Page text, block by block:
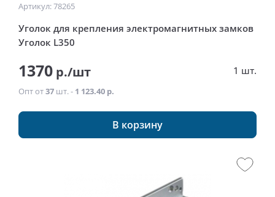
Артикул: 78265
Уголок для крепления электромагнитных замков
Уголок L350
1370 р./шт 1 шт.
Опт от37 шт. - 1 123.40 р.
В корзину